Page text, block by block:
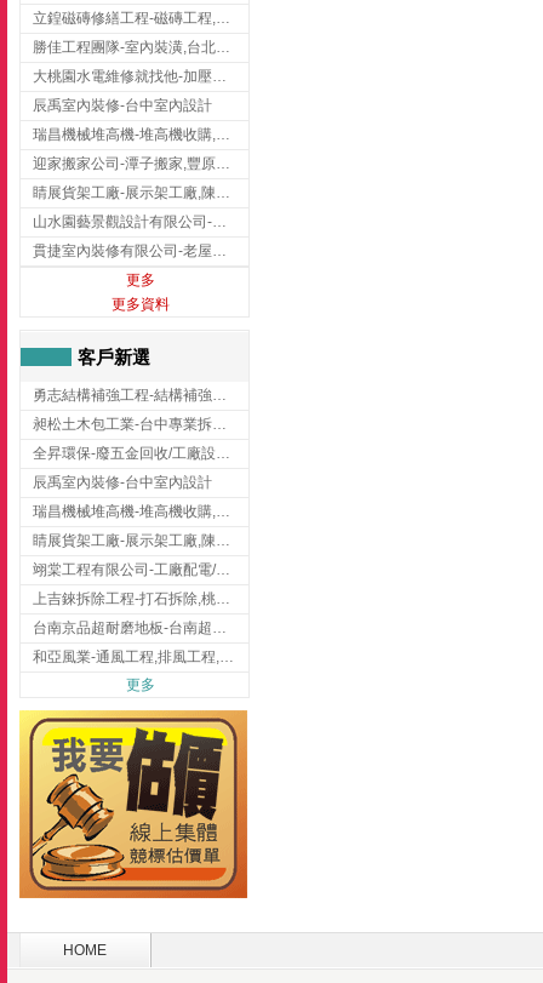
立鍠磁磚修繕工程-磁磚工程,磁磚修補,新竹磁磚工程
勝佳工程團隊-室內裝潢,台北房屋裝修,三重室內裝修
大桃園水電維修就找他-加壓馬達,抽水馬達,桃園水電行,中壢水電
辰禹室內裝修-台中室內設計
瑞昌機械堆高機-堆高機收購,新北市堆高機,桃園堆高機
迎家搬家公司-潭子搬家,豐原搬家,大雅搬家,大甲搬家,台中推薦搬家,台中搬家
睛展貨架工廠-展示架工廠,陳列架,台中展示架工廠
山水園藝景觀設計有限公司-景觀工程,景觀設計,新竹園藝工程,新竹景觀設計
貫捷室內裝修有限公司-老屋翻新工程,台中老屋翻新工程,台中舊屋翻新
更多
更多資料
客戶新選
勇志結構補強工程-結構補強工程 ,桃園結構補強工程,龍潭結構補強工程
昶松土木包工業-台中專業拆除工程/挖土機出租
全昇環保-廢五金回收/工廠設備收購/機械設備回收/高價收購廠房設備
辰禹室內裝修-台中室內設計
瑞昌機械堆高機-堆高機收購,新北市堆高機,桃園堆高機
睛展貨架工廠-展示架工廠,陳列架,台中展示架工廠
翊棠工程有限公司-工廠配電/高雄消防機電公司
上吉錸拆除工程-打石拆除,桃園打石拆除,桃園拆除工程
台南京品超耐磨地板-台南超耐磨地板
和亞風業-通風工程,排風工程,彰化通風工程,彰化排風工程
更多
HOME